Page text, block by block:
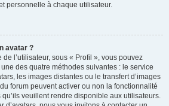
personnelle à chaque utilisateur.
avatar ?
l’utilisateur, sous « Profil », vous pouvez
des quatre méthodes suivantes : le service
les images distantes ou le transfert d’images
forum peuvent activer ou non la fonctionnalité
veuillent rendre disponible aux utilisateurs.